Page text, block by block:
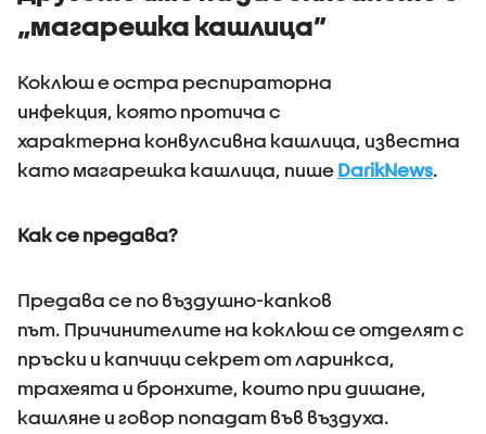
„магарешка кашлица”
Коклюш е остра респираторна
инфекция, която протича с
характерна конвулсивна кашлица, известна
като магарешка кашлица, пише DarikNews.
Как се предава?
Предава се по въздушно-капков
път. Причинителите на коклюш се отделят с
пръски и капчици секрет от ларинкса,
трахеята и бронхите, които при дишане,
кашляне и говор попадат във въздуха.